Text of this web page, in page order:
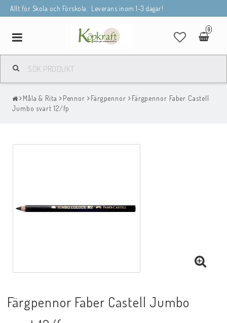
Allt för Skola och Förskola. Leverans inom 1-3 dagar!
0
Toggle
navigation
Måla & Rita Pennor Färgpennor
Färgpennor Faber Castell
Jumbo svart 12/fp
Färgpennor Faber Castell Jumbo